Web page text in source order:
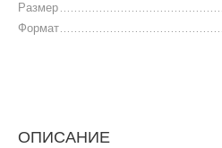
Размер
Формат
ОПИСАНИЕ